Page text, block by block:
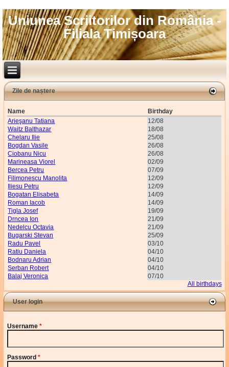
Uniunea Scriitorilor din România -
Filiala Timișoara
Zile de naștere
Name
Birthday
Arieşanu Tatiana
12/08
Waitz Balthazar
18/08
Chelaru Ilie
25/08
Bogdan Vasile
26/08
Ciobanu Nicu
26/08
Marineasa Viorel
02/09
Bercea Petru
07/09
Filimonescu Manolita
12/09
Iliesu Petru
12/09
Bogatan Elisabeta
14/09
Roman Iacob
14/09
Tigla Josef
19/09
Drncea Ion
21/09
Nedelcu Octavia
21/09
Bugarski Stevan
25/09
Radu Pavel
03/10
Ratiu Daniela
04/10
Bodnaru Adrian
04/10
Serban Robert
04/10
Balaj Veronica
07/10
All birthdays
User login
Username*
Password*